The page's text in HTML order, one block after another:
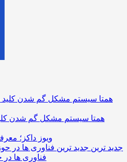
همتا سیستم مشکل گم شدن
ویوز داکز؛
جدید ترین
فناوری ها